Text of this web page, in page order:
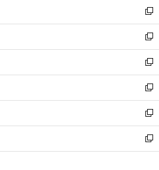
く
で
開
く
ド
ウ
で
開
く
ィ
ン
ド
ウ
で
開
く
い
ウ
ィ
ン
ド
ウ
で
開
く
新
し
い
ウ
ィ
ン
ド
ウ
で
開
く
新
し
い
ウ
ィ
ン
ド
ウ
で
開
新
し
い
ウ
ィ
ン
ド
ウ
新
し
い
ウ
ィ
ン
新
し
い
ウ
新
し